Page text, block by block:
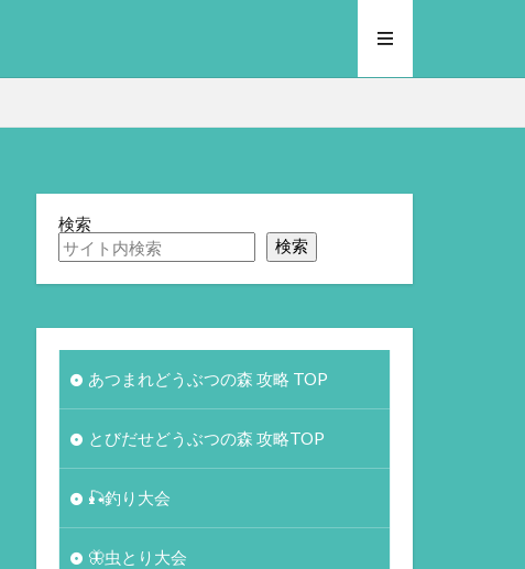
検索
検索
あつまれどうぶつの森 攻略 TOP
とびだせどうぶつの森 攻略TOP
🎣釣り大会
🦋虫とり大会